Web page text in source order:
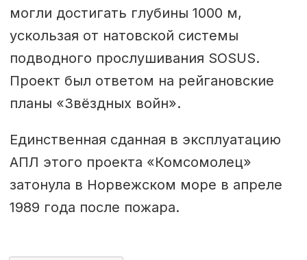
могли достигать глубины 1000 м,
ускользая от натовской системы
подводного прослушивания SOSUS.
Проект был ответом на рейгановские
планы «Звёздных войн».
Единственная сданная в эксплуатацию
АПЛ этого проекта «Комсомолец»
затонула в Норвежском море в апреле
1989 года после пожара.